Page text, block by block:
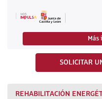
SOLICITAR
REHABILITACIÓN